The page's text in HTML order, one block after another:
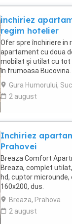
inchiriez
regim hotelier
Ofer spre închiriere in
apartament cu doua
mobilat și utilat cu tot
în frumoasa
mai negociază.
Gura Humorului,
2 august
Inchiriez
Prahovei
Breaza Comfort
Breaza, complet
hd, cuptor
160x200, dus.
Breaza, Prahova
2 august